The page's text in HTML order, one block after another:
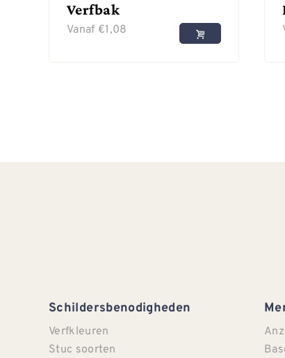
Verfbak
Vanaf €1,08
Schildersbenodigheden
Verfkleuren
Stuc soorten